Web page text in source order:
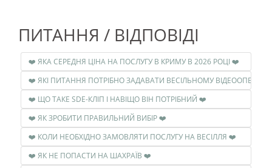
ПИТАННЯ / ВІДПОВІДІ
❤️ ЯКА СЕРЕДНЯ ЦІНА НА ПОСЛУГУ В КРИМУ В 2026 РОЦІ ❤️
❤️ ЩО ТАКЕ SDE-КЛІП І НАВІЩО ВІН ПОТРІБНИЙ ❤️
❤️ ЯК ЗРОБИТИ ПРАВИЛЬНИЙ ВИБІР ❤️
❤️ КОЛИ НЕОБХІДНО ЗАМОВЛЯТИ ПОСЛУГУ НА ВЕСІЛЛЯ ❤️
❤️ ЯК НЕ ПОПАСТИ НА ШАХРАЇВ ❤️